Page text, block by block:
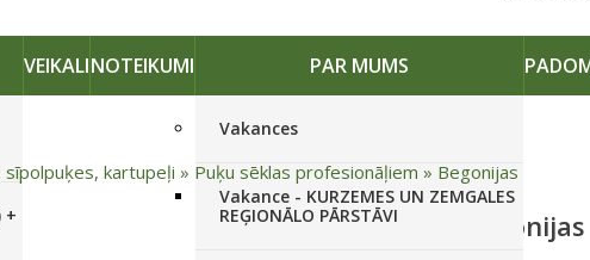
+
VEIKALINOTEIKUMI PAR MUMS
Vakances
Vakance - KURZEMES UN ZEMGALES
REĢIONĀLO PĀRSTĀVI
sīpolpuķes, kartupeļi » Puķu sēklas profesionāļiem » Begonijas